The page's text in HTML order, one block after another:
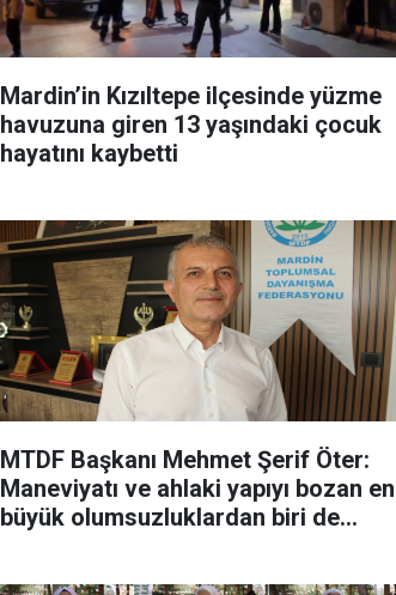
Mardin’in Kızıltepe ilçesinde yüzme
havuzuna giren 13 yaşındaki çocuk
hayatını kaybetti
MTDF Başkanı Mehmet Şerif Öter:
Maneviyatı ve ahlaki yapıyı bozan en
büyük olumsuzluklardan biri de